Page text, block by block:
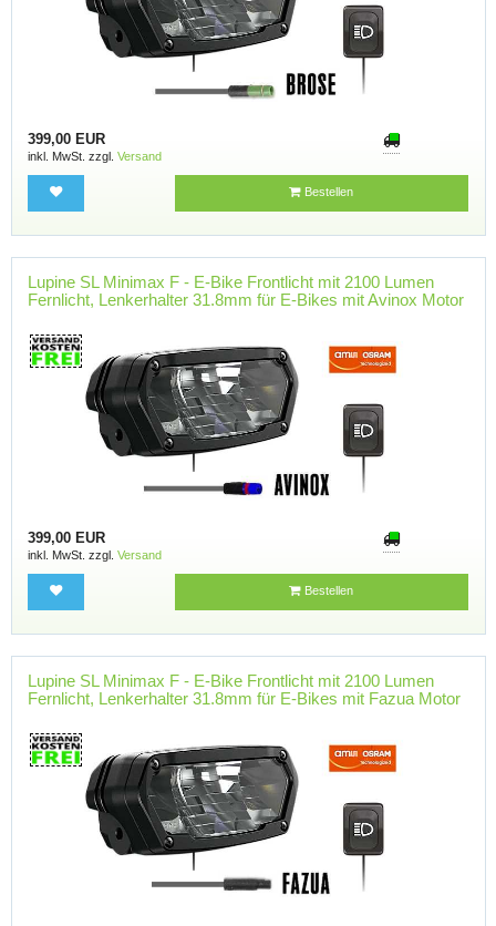
399,00 EUR
inkl. MwSt. zzgl. Versand
Bestellen
Lupine SL Minimax F - E-Bike Frontlicht mit 2100 Lumen
Fernlicht, Lenkerhalter 31.8mm für E-Bikes mit Avinox Motor
399,00 EUR
inkl. MwSt. zzgl. Versand
Bestellen
Lupine SL Minimax F - E-Bike Frontlicht mit 2100 Lumen
Fernlicht, Lenkerhalter 31.8mm für E-Bikes mit Fazua Motor